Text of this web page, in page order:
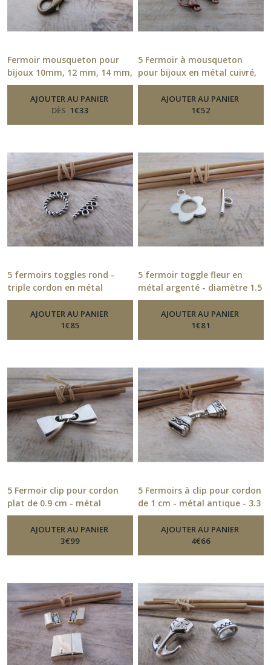
Fermoir mousqueton pour
bijoux 10mm, 12 mm, 14 mm,
16 mm - 5 coloris-Fermoirs
AJOUTER AU PANIER
DÈS 1€33
5 Fermoir à mousqueton
pour bijoux en métal cuivré,
argenté 14 mm-Fermoirs
AJOUTER AU PANIER
1€52
5 fermoirs toggles rond -
triple cordon en métal
argenté - diamètre 1.2 cm -
199.21-Fermoirs
AJOUTER AU PANIER
1€85
5 fermoir toggle fleur en
métal argenté - diamètre 1.5
cm - trou 3mm- ref 244.21-
FermoirsAJOUTER AU PANIER
1€81
5 Fermoir clip pour cordon
plat de 0.9 cm - métal
argenté, bronze-Fermoirs
AJOUTER AU PANIER
3€99
5 Fermoirs à clip pour cordon
de 1 cm - métal antique - 3.3
x 1.2 cm - ref 173.21-Fermoirs
AJOUTER AU PANIER
4€66
(10)
Afficher